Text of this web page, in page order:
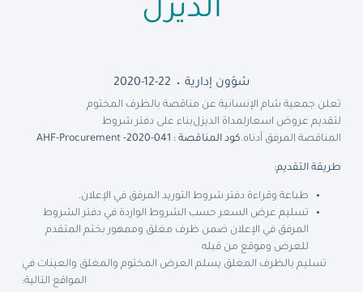
الديزل
شؤون إدارية 2020-12-22
تعلن جمعية شام الإنسانية عن مناقصة بالظرف المختوم
لتقديم عروض اسعارلمداة الديزلبناء على دفتر شروط
المناقصة المرفق أدناه.كود المناقصة : AHF-Procurement -2020-041
طريقة التقديم:
طباعة وقراءة دفتر شروط التوريد المرفق في الإعلان.
تسليم عرض السعر حسب الشروط الواردة في دفتر الشروط
المرفق في الإعلان ضمن ظرف مغلق وممهور بختم المتقدم
للعرض وموقع من قبله
تسليم بالظرف المغلق يسلم العرض المختوم والمغلق والعينات في
المواقع التالية: